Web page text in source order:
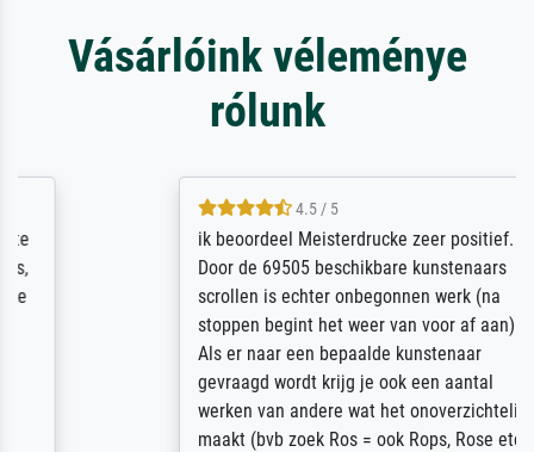
Vásárlóink véleménye
rólunk
4.5 / 5
ik beoordeel Meisterdrucke zeer positief.
Door de 69505 beschikbare kunstenaars
scrollen is echter onbegonnen werk (na
stoppen begint het weer van voor af aan).
Als er naar een bepaalde kunstenaar
gevraagd wordt krijg je ook een aantal
werken van andere wat het onoverzichtelijk
maakt (bvb zoek Ros = ook Rops, Rose etc).